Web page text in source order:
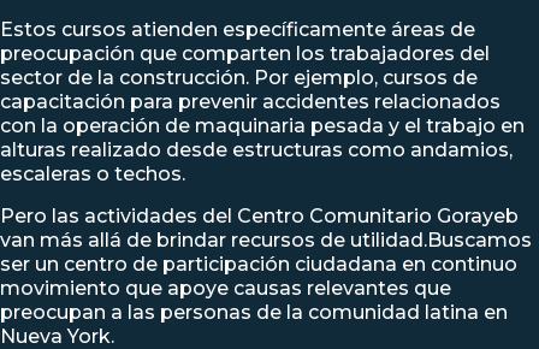
Estos cursos atienden específicamente áreas de
preocupación que comparten los trabajadores del
sector de la construcción. Por ejemplo, cursos de
capacitación para prevenir accidentes relacionados
con la operación de maquinaria pesada y el trabajo en
alturas realizado desde estructuras como andamios,
escaleras o techos.
Pero las actividades del Centro Comunitario Gorayeb
van más allá de brindar recursos de utilidad.Buscamos
ser un centro de participación ciudadana en continuo
movimiento que apoye causas relevantes que
preocupan a las personas de la comunidad latina en
Nueva York.